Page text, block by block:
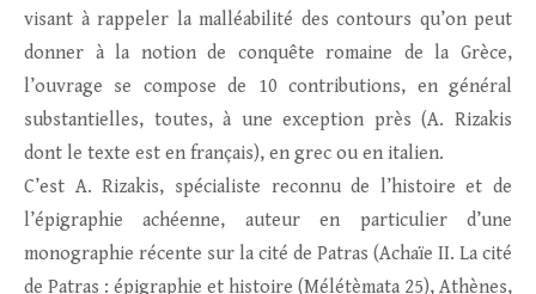
visant à rappeler la malléabilité des contours qu’on peut
donner à la notion de conquête romaine de la Grèce,
l’ouvrage se compose de 10 contributions, en général
substantielles, toutes, à une exception près (A. Rizakis
dont le texte est en français), en grec ou en italien.
C’est A. Rizakis, spécialiste reconnu de l’histoire et de
l’épigraphie achéenne, auteur en particulier d’une
monographie récente sur la cité de Patras (Achaïe II. La cité
de Patras : épigraphie et histoire (Mélétèmata 25), Athènes,